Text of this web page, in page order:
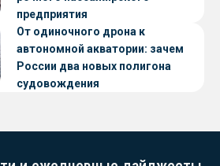
предприятия
От одиночного дрона к
автономной акватории: зачем
России два новых полигона
судовождения